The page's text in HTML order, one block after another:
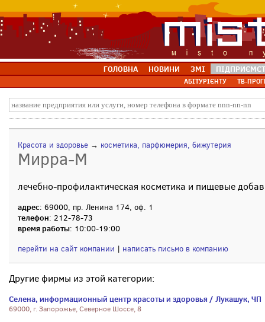
ГОЛОВНА НОВИНИ ЗМІ
АБІТУРІЄНТУ ТВ-
Красота и здоровье → косметика, парфюмерия, бижутерия
Мирра-М
лечебно-профилактическая косметика и пищевые
адрес: 69000, пр. Ленина 174, оф. 1
телефон: 212-78-73
время работы: 10:00-19:00
перейти на сайт компании | написать письмо в компанию
Другие фирмы из этой категории:
Селена, информационный центр красоты и здоровья / Лукашук, ЧП
69000, г. Запорожье, Северное Шоссе, 8